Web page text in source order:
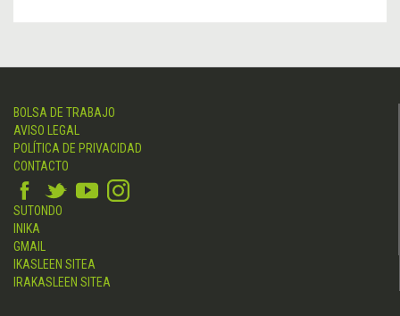
BOLSA DE TRABAJO
AVISO LEGAL
POLÍTICA DE PRIVACIDAD
CONTACTO
SUTONDO
INIKA
GMAIL
IKASLEEN SITEA
IRAKASLEEN SITEA